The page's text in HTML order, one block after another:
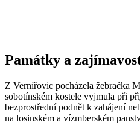
Památky a
Z Vernířovic pocházela žebračka
sobotínském kostele vyjmula při
bezprostřední podnět k zahájení
na losinském a vízmberském